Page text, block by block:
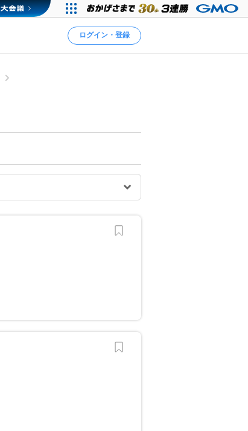
ログイン・登録